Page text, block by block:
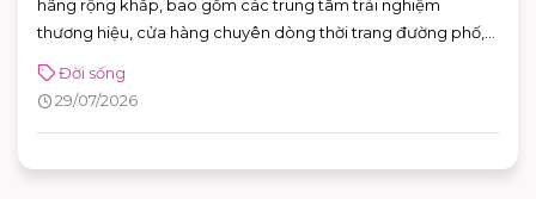
hãng rộng khắp, bao gồm các trung tâm trải nghiệm
thương hiệu, cửa hàng chuyên dòng thời trang đường phố,
hình và vị trí thuận tiện, khách hàng có thể dễ dàng tìm được
adidas chi nhánh phù hợp để mua sắm và trải nghiệm các
Đời sống
29/07/2026